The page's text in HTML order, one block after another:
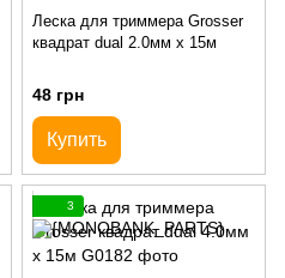
Леска для триммера Grosser
квадрат dual 2.0мм х 15м
48 грн
Купить
3